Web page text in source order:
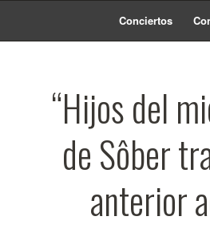
Conciertos
“Hijos del
de Sôber
anterior